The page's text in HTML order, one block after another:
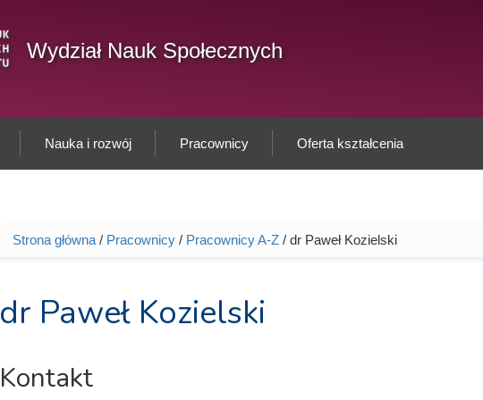
Wydział Nauk Społecznych
Nauka i rozwój Pracownicy Oferta kształcenia
Jesteś tutaj
Strona główna/ Pracownicy/ Pracownicy A-Z/ dr Paweł Kozielski
dr Paweł Kozielski
Kontakt